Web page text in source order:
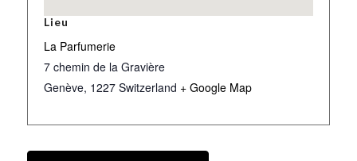
Lieu
La Parfumerie
7 chemin de la Gravière
Genève, 1227 Switzerland + Google Map